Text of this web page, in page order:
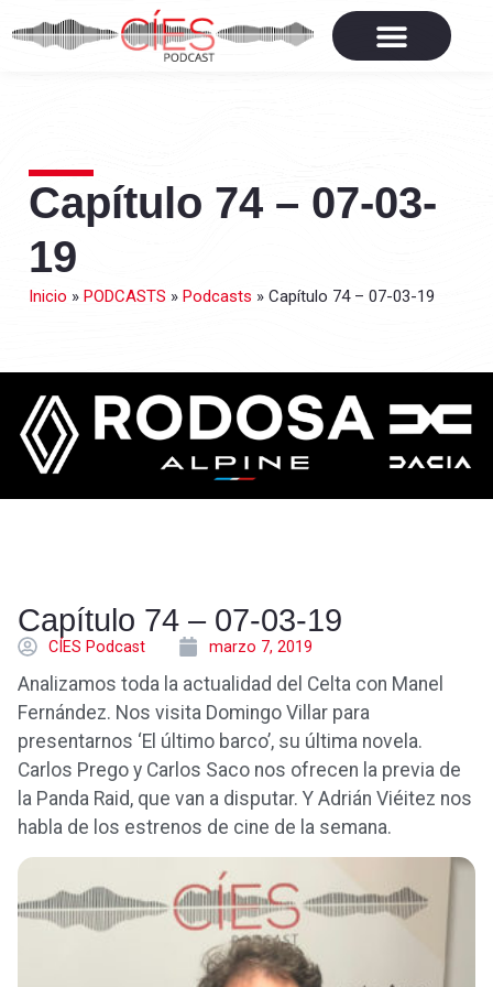
Capítulo 74 – 07-03-
19
Inicio » PODCASTS » Podcasts » Capítulo 74 – 07-03-19
Capítulo 74 – 07-03-19
CÍES Podcast marzo 7, 2019
Analizamos toda la actualidad del Celta con Manel
Fernández. Nos visita Domingo Villar para
presentarnos ‘El último barco’, su última novela.
Carlos Prego y Carlos Saco nos ofrecen la previa de
la Panda Raid, que van a disputar. Y Adrián Viéitez nos
habla de los estrenos de cine de la semana.